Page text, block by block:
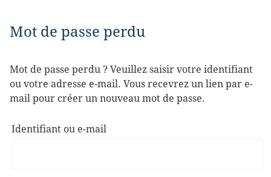
Mot de passe perdu
Mot de passe perdu ? Veuillez saisir votre identifiant
ou votre adresse e-mail. Vous recevrez un lien par e-
mail pour créer un nouveau mot de passe.
Identifiant ou e-mail